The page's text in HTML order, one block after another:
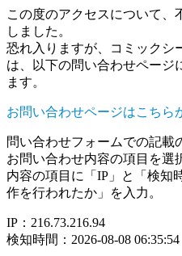
この度のアクセスについて、
しました。
恐れ入りますが、コミックシ
は、以下の問い合わせページ
ます。
お問い合わせページはこちら
問い合わせフォームでの記載
お問い合わせ内容の項目を選
内容の項目に「IP」と「検知
作を行われたか」を入力。
IP：216.73.216.94
検知時間：2026-08-08 06:35:54